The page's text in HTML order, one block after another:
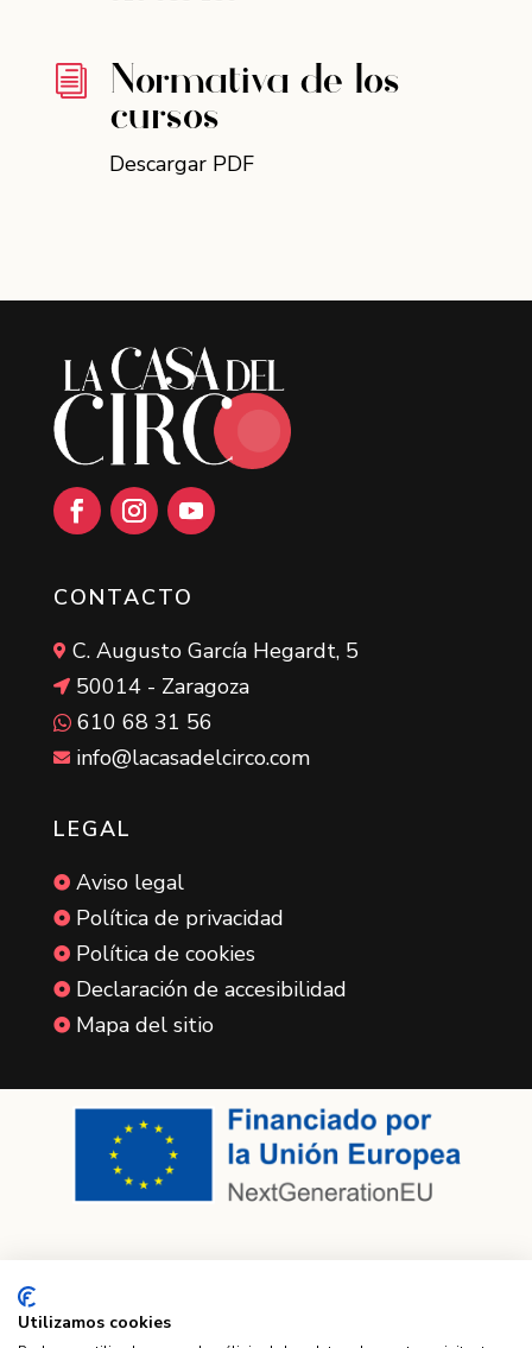
i Normativa de los
cursos
Descargar PDF
CONTACTO
 C. Augusto García Hegardt, 5
 50014 - Zaragoza
 610 68 31 56
 info@lacasadelcirco.com
LEGAL
 Aviso legal
 Política de privacidad
 Política de cookies
 Declaración de accesibilidad
 Mapa del sitio
Utilizamos cookies